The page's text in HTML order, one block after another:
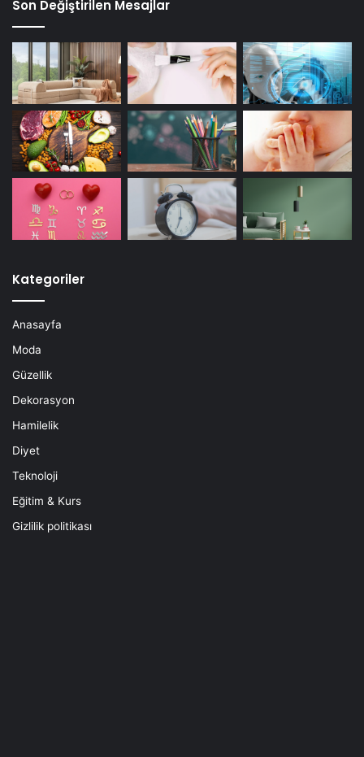
Son Değiştirilen Mesajlar
Kategoriler
Anasayfa
Moda
Güzellik
Dekorasyon
Hamilelik
Diyet
Teknoloji
Eğitim & Kurs
Gizlilik politikası